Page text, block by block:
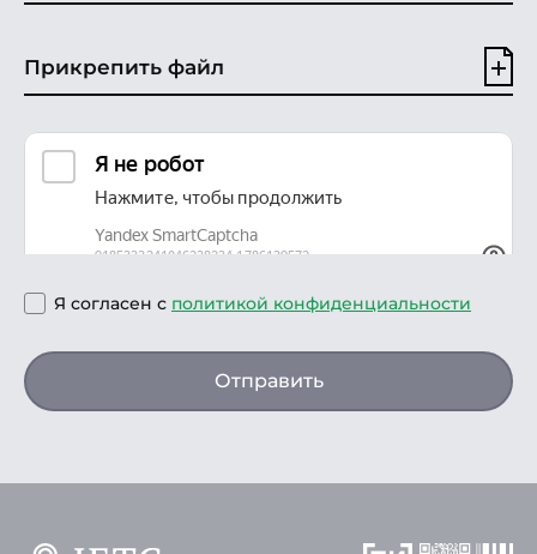
Прикрепить файл
Я согласен с политикой конфиденциальности
Отправить